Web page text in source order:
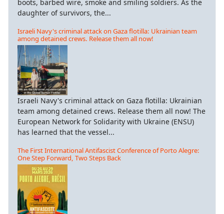
boots, barbed wire, smoke and smiling soldiers. As the
daughter of survivors, the...
Israeli Navy's criminal attack on Gaza flotilla: Ukrainian team
among detained crews. Release them all now!
Israeli Navy's criminal attack on Gaza flotilla: Ukrainian
team among detained crews. Release them all now! The
European Network for Solidarity with Ukraine (ENSU)
has learned that the vessel...
The First International Antifascist Conference of Porto Alegre:
One Step Forward, Two Steps Back